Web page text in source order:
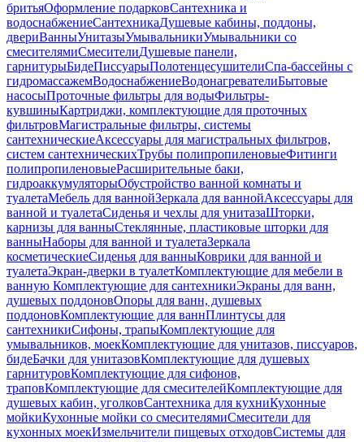
бритьяОформление подарковСантехника и
водоснабжениеСантехникаДушевые кабины, поддоны,
двериВанныУнитазыУмывальникиУмывальники со
смесителямиСмесителиДушевые панели,
гарнитурыБидеПиссуарыПолотенцесушителиСпа-бассейны с
гидромассажемВодоснабжениеВодонагревателиБытовые
насосыПроточные фильтры для водыФильтры-
кувшиныКартриджи, комплектующие для проточных
фильтровМагистральные фильтры, системы
сантехническиеАксессуары для магистральных фильтров,
систем сантехническихТрубы полипропиленовыеФитинги
полипропиленовыеРасширительные баки,
гидроаккумуляторыОбустройство ванной комнаты и
туалетаМебель для ваннойЗеркала для ваннойАксессуары для
ванной и туалетаСиденья и чехлы для унитазаШторки,
карнизы для ванныСтеклянные, пластиковые шторки для
ванныНаборы для ванной и туалетаЗеркала
косметическиеСиденья для ванныКоврики для ванной и
туалетаЭкран-дверки в туалетКомплектующие для мебели в
ванную Комплектующие для сантехникиЭкраны для ванн,
душевых поддоновОпоры для ванн, душевых
поддоновКомплектующие для ваннПлинтусы для
сантехникиСифоны, трапыКомплектующие для
умывальников, моекКомплектующие для унитазов, писсуаров,
бидеБачки для унитазовКомплектующие для душевых
гарнитуровКомплектующие для сифонов,
траповКомплектующие для смесителейКомплектующие для
душевых кабин, уголковСантехника для кухниКухонные
мойкиКухонные мойки со смесителямиСмесители для
кухонных моекИзмельчители пищевых отходовСистемы для